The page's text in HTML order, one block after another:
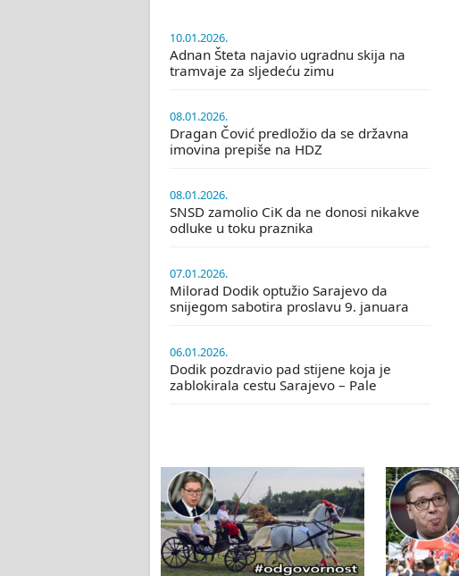
10.01.2026.
Adnan Šteta najavio ugradnu skija na
tramvaje za sljedeću zimu
08.01.2026.
Dragan Čović predložio da se državna
imovina prepiše na HDZ
08.01.2026.
SNSD zamolio CiK da ne donosi nikakve
odluke u toku praznika
07.01.2026.
Milorad Dodik optužio Sarajevo da
snijegom sabotira proslavu 9. januara
06.01.2026.
Dodik pozdravio pad stijene koja je
zablokirala cestu Sarajevo – Pale